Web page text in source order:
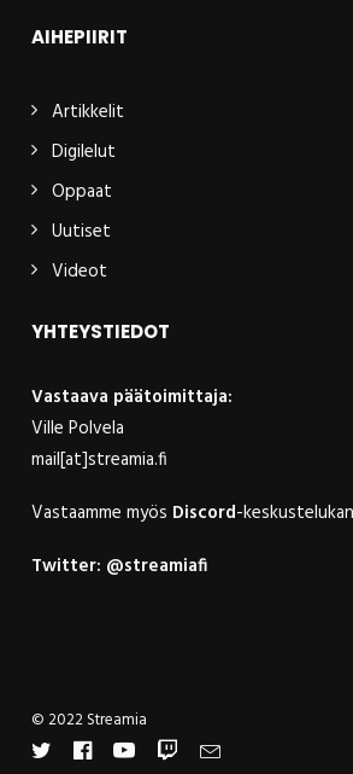
AIHEPIIRIT
Artikkelit
Digilelut
Oppaat
Uutiset
Videot
YHTEYSTIEDOT
Vastaava päätoimittaja:
Ville Polvela
mail[at]streamia.fi
Vastaamme myös Discord-
Twitter: @streamiafi
© 2022 Streamia